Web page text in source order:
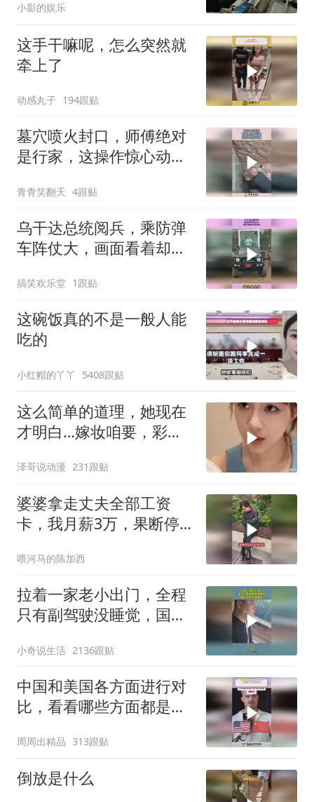
小影的娱乐
这手干嘛呢，怎么突然就
牵上了
动感丸子 194跟贴
墓穴喷火封口，师傅绝对
是行家，这操作惊心动
青青笑翻天 4跟贴
乌干达总统阅兵，乘防弹
车阵仗大，画面看着却怪
搞笑欢乐堂 1跟贴
这碗饭真的不是一般人能
吃的
小红帽的丫丫 5408跟贴
这么简单的道理，她现在
才明白…嫁妆咱要，彩礼
泽哥说动漫 231跟贴
婆婆拿走丈夫全部工资
卡，我月薪3万，果断停
喂河马的陈加西
拉着一家老小出门，全程
只有副驾驶没睡觉，国产
小奇说生活 2136跟贴
中国和美国各方面进行对
比，看看哪些方面都是谁
周周出精品 313跟贴
倒放是什么